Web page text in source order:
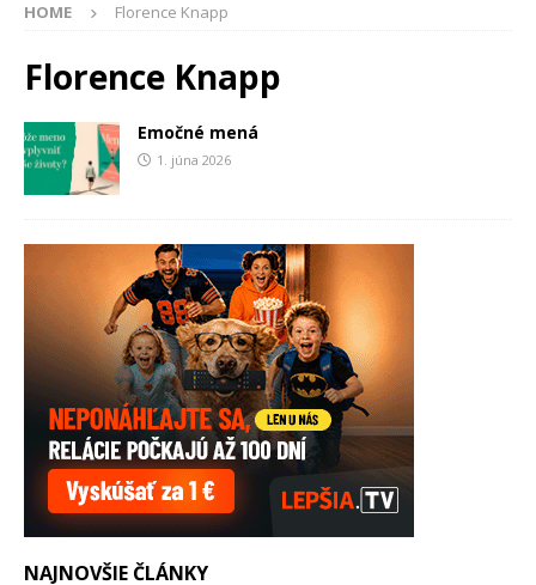
HOME Florence Knapp
Florence Knapp
Emočné mená
1. júna 2026
NAJNOVŠIE ČLÁNKY